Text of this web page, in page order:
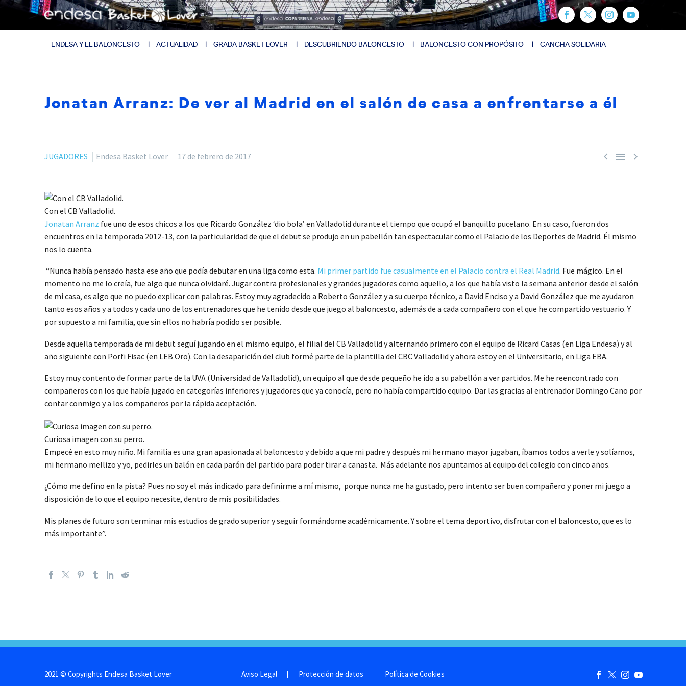
ENDESA Y EL BALONCESTO ACTUALIDAD GRADA BASKET LOVER DESCUBRIENDO BALONCESTO BALONCESTO CON PROPÓSITO CANCHA SOLIDARIA
Jonatan Arranz: De ver al Madrid en el salón de casa a enfrentarse a él
  
JUGADORES Endesa Basket Lover 17 de febrero de 2017
Con el CB Valladolid.
Jonatan Arranz fue uno de esos chicos a los que Ricardo González ‘dio bola’ en Valladolid durante el tiempo que ocupó el banquillo pucelano. En su caso, fueron dos
encuentros en la temporada 2012-13, con la particularidad de que el debut se produjo en un pabellón tan espectacular como el Palacio de los Deportes de Madrid. Él mismo
nos lo cuenta.
“Nunca había pensado hasta ese año que podía debutar en una liga como esta. Mi primer partido fue casualmente en el Palacio contra el Real Madrid. Fue mágico. En el
momento no me lo creía, fue algo que nunca olvidaré. Jugar contra profesionales y grandes jugadores como aquello, a los que había visto la semana anterior desde el salón
de mi casa, es algo que no puedo explicar con palabras. Estoy muy agradecido a Roberto González y a su cuerpo técnico, a David Enciso y a David González que me ayudaron
tanto esos años y a todos y cada uno de los entrenadores que he tenido desde que juego al baloncesto, además de a cada compañero con el que he compartido vestuario. Y
por supuesto a mi familia, que sin ellos no habría podido ser posible.
Desde aquella temporada de mi debut seguí jugando en el mismo equipo, el filial del CB Valladolid y alternando primero con el equipo de Ricard Casas (en Liga Endesa) y al
año siguiente con Porfi Fisac (en LEB Oro). Con la desaparición del club formé parte de la plantilla del CBC Valladolid y ahora estoy en el Universitario, en Liga EBA.
Estoy muy contento de formar parte de la UVA (Universidad de Valladolid), un equipo al que desde pequeño he ido a su pabellón a ver partidos. Me he reencontrado con
compañeros con los que había jugado en categorías inferiores y jugadores que ya conocía, pero no había compartido equipo. Dar las gracias al entrenador Domingo Cano por
contar conmigo y a los compañeros por la rápida aceptación.
Curiosa imagen con su perro.
Empecé en esto muy niño. Mi familia es una gran apasionada al baloncesto y debido a que mi padre y después mi hermano mayor jugaban, íbamos todos a verle y solíamos,
mi hermano mellizo y yo, pedirles un balón en cada parón del partido para poder tirar a canasta. Más adelante nos apuntamos al equipo del colegio con cinco años.
¿Cómo me defino en la pista? Pues no soy el más indicado para definirme a mí mismo, porque nunca me ha gustado, pero intento ser buen compañero y poner mi juego a
disposición de lo que el equipo necesite, dentro de mis posibilidades.
Mis planes de futuro son terminar mis estudios de grado superior y seguir formándome académicamente. Y sobre el tema deportivo, disfrutar con el baloncesto, que es lo
más importante”.
Aviso Legal Protección de datos Política de Cookies
2021 © Copyrights Endesa Basket Lover